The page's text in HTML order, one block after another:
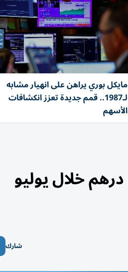
مايكل بوري يراهن على انهيار مشابه
لـ1987.. قمم جديدة تعزز انكشافات
الأسهم
شارك